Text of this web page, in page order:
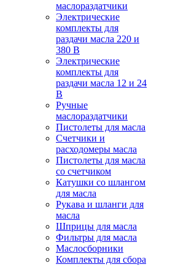
маслораздатчики
Электрические
комплекты для
раздачи масла 220 и
380 В
Электрические
комплекты для
раздачи масла 12 и 24
В
Ручные
маслораздатчики
Пистолеты для масла
Счетчики и
расходомеры масла
Пистолеты для масла
со счетчиком
Катушки со шлангом
для масла
Рукава и шланги для
масла
Шприцы для масла
Фильтры для масла
Маслосборники
Комплекты для сбора